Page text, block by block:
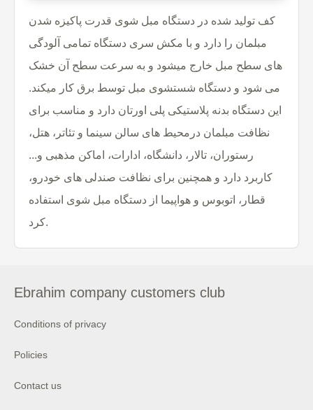
کف تولید شده در دستگاه مبل شوی قدرت پاکیزه شدن
مبلمان را دارد و با مکش سری دستگاه تمامی آلودگی
های سطح مبل خارج میشود و به سرعت سطح آن خشک
می شود و دستگاه شستشوی مبل توسط برق کار میکند.
این دستگاه بدنه پلاستیکی پلی اورتان دارد و مناسب برای
نظافت مبلمان درمحیط های سالن سینما و تئاتر، هتل،
رستوران، تالار، دانشگاه، ادارات، اماکن مذهبی و...
کاربرد دارد و همچنین برای نظافت صندلی های خودرو،
قطار، اتوبوس و هواپیما از دستگاه مبل شوی استفاده
کرد.
Ebrahim company customers club
Conditions of privacy
Policies
Contact us